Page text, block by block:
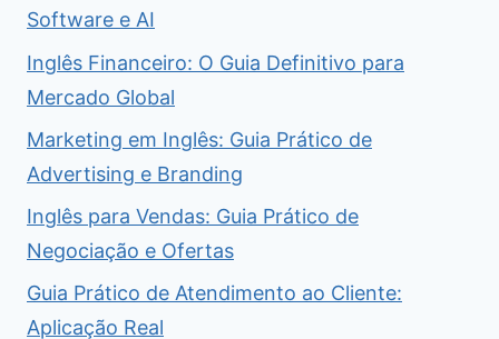
Software e AI
Inglês Financeiro: O Guia Definitivo para
Mercado Global
Marketing em Inglês: Guia Prático de
Advertising e Branding
Inglês para Vendas: Guia Prático de
Negociação e Ofertas
Guia Prático de Atendimento ao Cliente:
Aplicação Real